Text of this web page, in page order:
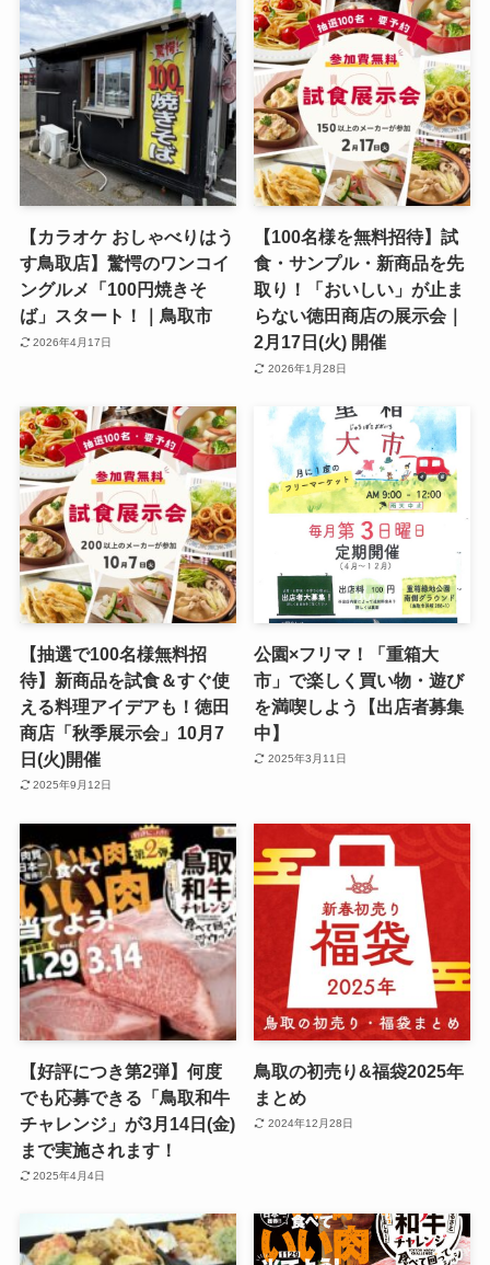
【カラオケ おしゃべりはう
す鳥取店】驚愕のワンコイ
ングルメ「100円焼きそ
ば」スタート！｜鳥取市
2026年4月17日
【100名様を無料招待】試
食・サンプル・新商品を先
取り！「おいしい」が止ま
らない徳田商店の展示会｜
2月17日(火) 開催
2026年1月28日
【抽選で100名様無料招
待】新商品を試食＆すぐ使
える料理アイデアも！徳田
商店「秋季展示会」10月7
日(火)開催
2025年9月12日
公園×フリマ！「重箱大
市」で楽しく買い物・遊び
を満喫しよう【出店者募集
中】
2025年3月11日
【好評につき第2弾】何度
でも応募できる「鳥取和牛
チャレンジ」が3月14日(金)
まで実施されます！
2025年4月4日
鳥取の初売り&福袋2025年
まとめ
2024年12月28日